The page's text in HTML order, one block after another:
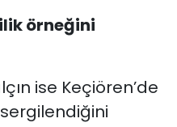
örneğini
ise Keçiören’de